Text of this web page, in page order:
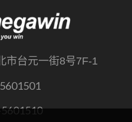
市台元一街8号7F-1